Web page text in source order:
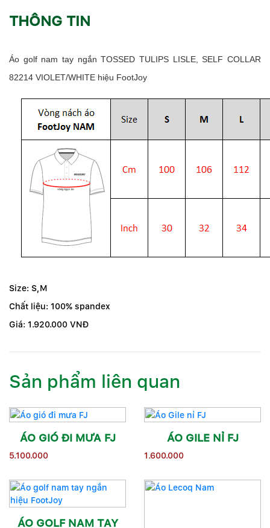
THÔNG TIN
Áo golf nam tay ngắn TOSSED TULIPS LISLE, SELF COLLAR
82214 VIOLET/WHITE hiệu FootJoy
Size: S,M
Chất liệu: 100% spandex
Giá: 1.920.000 VNĐ
Sản phẩm liên quan
ÁO GIÓ ĐI MƯA FJ
5.100.000
ÁO GILE NỈ FJ
1.600.000
ÁO GOLF NAM TAY